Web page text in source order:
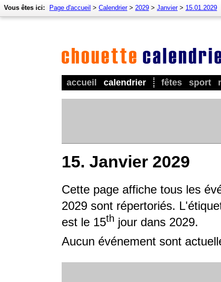
accueil calendrier fêtes sport
Vous êtes ici: Page d'accueil > Calendrier> 2029 > Janvier> 15.01.2029
15. Janvier 2029
Cette page affiche tous les
2029 sont répertoriés.
est le 15th jour dans 2029.
Aucun événement sont